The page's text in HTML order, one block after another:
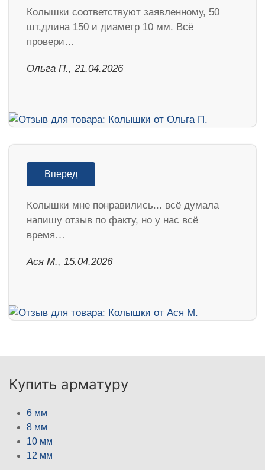
Колышки соответствуют заявленному, 50
шт,длина 150 и диаметр 10 мм. Всё
провери…
Ольга П., 21.04.2026
Вперед
Колышки мне понравились... всё думала
напишу отзыв по факту, но у нас всё
время…
Ася М., 15.04.2026
Купить арматуру
6 мм
8 мм
10 мм
12 мм